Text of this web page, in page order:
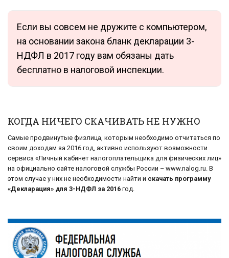
Если вы совсем не дружите с компьютером,
на основании закона бланк декларации 3-
НДФЛ в 2017 году вам обязаны дать
бесплатно в налоговой инспекции.
КОГДА НИЧЕГО СКАЧИВАТЬ НЕ НУЖНО
Самые продвинутые физлица, которым необходимо отчитаться по
своим доходам за 2016 год, активно используют возможности
сервиса «Личный кабинет налогоплательщика для физических лиц»
на официально сайте налоговой службы России – www.nalog.ru. В
этом случае у них не необходимости найти и скачать программу
«Декларация» для 3-НДФЛ за 2016 год.